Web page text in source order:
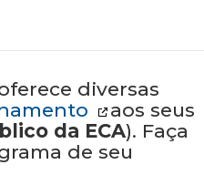
diversas
aos seus
da ECA). Faça
de seu